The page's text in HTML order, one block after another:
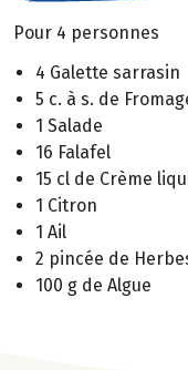
Pour 4 personnes
4 Galette sarrasin
5 c. à s. de
1 Salade
16 Falafel
15 cl de Crème
1 Citron
1 Ail
2 pincée de
100 g de Algue